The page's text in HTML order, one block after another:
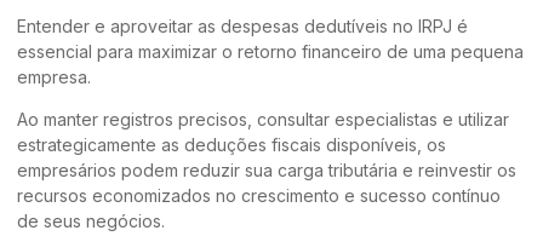
Entender e aproveitar as despesas dedutíveis no IRPJ é
essencial para maximizar o retorno financeiro de uma pequena
empresa.
Ao manter registros precisos, consultar especialistas e utilizar
estrategicamente as deduções fiscais disponíveis, os
empresários podem reduzir sua carga tributária e reinvestir os
recursos economizados no crescimento e sucesso contínuo
de seus negócios.